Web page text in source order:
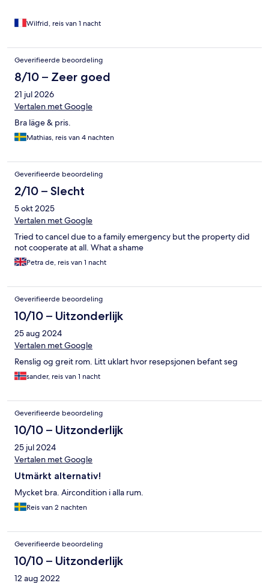
Wilfrid, reis van 1 nacht
Geverifieerde beoordeling
8/10 – Zeer goed
21 jul 2026
Vertalen met Google
Bra läge & pris.
Mathias, reis van 4 nachten
Geverifieerde beoordeling
2/10 – Slecht
5 okt 2025
Vertalen met Google
Tried to cancel due to a family emergency but the property did
not cooperate at all. What a shame
Petra de, reis van 1 nacht
Geverifieerde beoordeling
10/10 – Uitzonderlijk
25 aug 2024
Vertalen met Google
Renslig og greit rom. Litt uklart hvor resepsjonen befant seg
sander, reis van 1 nacht
Geverifieerde beoordeling
10/10 – Uitzonderlijk
25 jul 2024
Vertalen met Google
Utmärkt alternativ!
Mycket bra. Aircondition i alla rum.
Reis van 2 nachten
Geverifieerde beoordeling
10/10 – Uitzonderlijk
12 aug 2022